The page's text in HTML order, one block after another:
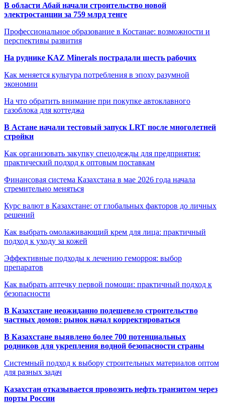
В области Абай начали строительство новой
электростанции за 759 млрд тенге
Профессиональное образование в Костанае: возможности и
перспективы развития
На руднике KAZ Minerals пострадали шесть рабочих
Как меняется культура потребления в эпоху разумной
экономии
На что обратить внимание при покупке автоклавного
газоблока для коттеджа
В Астане начали тестовый запуск LRT после многолетней
стройки
Как организовать закупку спецодежды для предприятия:
практический подход к оптовым поставкам
Финансовая система Казахстана в мае 2026 года начала
стремительно меняться
Курс валют в Казахстане: от глобальных факторов до личных
решений
Как выбрать омолаживающий крем для лица: практичный
подход к уходу за кожей
Эффективные подходы к лечению геморроя: выбор
препаратов
Как выбрать аптечку первой помощи: практичный подход к
безопасности
В Казахстане неожиданно подешевело строительство
частных домов: рынок начал корректироваться
В Казахстане выявлено более 700 потенциальных
родников для укрепления водной безопасности страны
Системный подход к выбору строительных материалов оптом
для разных задач
Казахстан отказывается провозить нефть транзитом через
порты России